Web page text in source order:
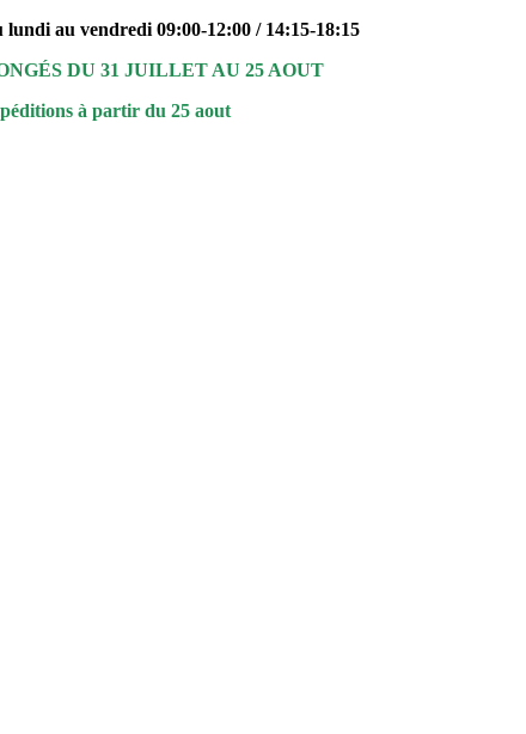
au vendredi 09:00-12:00 / 14:15-18:15
DU 31 JUILLET AU 25 AOUT
à partir du 25 aout